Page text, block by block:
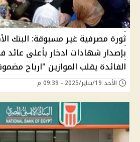
ثورة مصرفية غير مسبوقة: البنك
بإصدار شهادات ادخار بأعلى عائد
الفائدة يقلب الموازين "ارباح
الأحد 19/يناير/2025 - 09:39 م